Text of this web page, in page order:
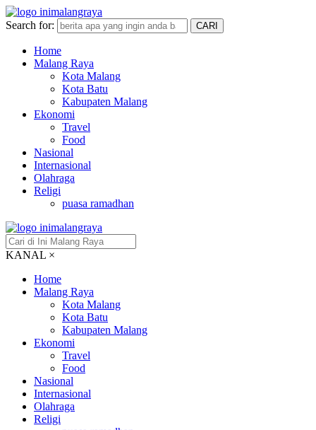
Search for: CARI
Home
Malang Raya
Kota Malang
Kota Batu
Kabupaten Malang
Ekonomi
Travel
Food
Nasional
Internasional
Olahraga
Religi
puasa ramadhan
KANAL ×
Home
Malang Raya
Kota Malang
Kota Batu
Kabupaten Malang
Ekonomi
Travel
Food
Nasional
Internasional
Olahraga
Religi